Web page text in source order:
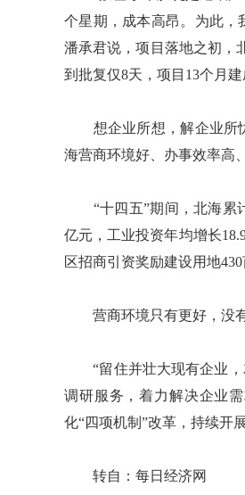
个星期，成本高昂。为此，
潘承君说，项目落地之初，
到批复仅8天，项目13个月建
想企业所想，解企业所忧
海营商环境好、办事效率高
“十四五”期间，北海累计
亿元，工业投资年均增长
区招商引资奖励建设用地
营商环境只有更好，没有
“留住并壮大现有企业，
调研服务，着力解决企业
化“四项机制”改革，持续开
转自：每日经济网